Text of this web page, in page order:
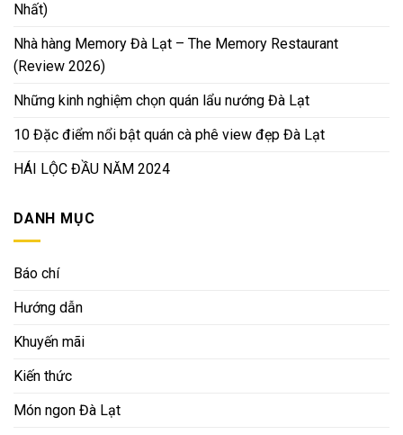
Nhất)
Nhà hàng Memory Đà Lạt – The Memory Restaurant
(Review 2026)
Những kinh nghiệm chọn quán lẩu nướng Đà Lạt
10 Đặc điểm nổi bật quán cà phê view đẹp Đà Lạt
HÁI LỘC ĐẦU NĂM 2024
DANH MỤC
Báo chí
Hướng dẫn
Khuyến mãi
Kiến thức
Món ngon Đà Lạt